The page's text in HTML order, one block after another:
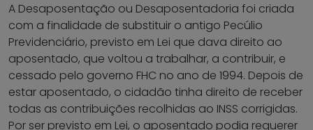
A Desaposentação ou Desaposentadoria foi criada
com a finalidade de substituir o antigo Pecúlio
Previdenciário, previsto em Lei que dava direito ao
aposentado, que voltou a trabalhar, a contribuir, e
cessado pelo governo FHC no ano de 1994. Depois de
estar aposentado, o cidadão tinha direito de receber
todas as contribuições recolhidas ao INSS corrigidas.
Por ser previsto em Lei, o aposentado podia requerer